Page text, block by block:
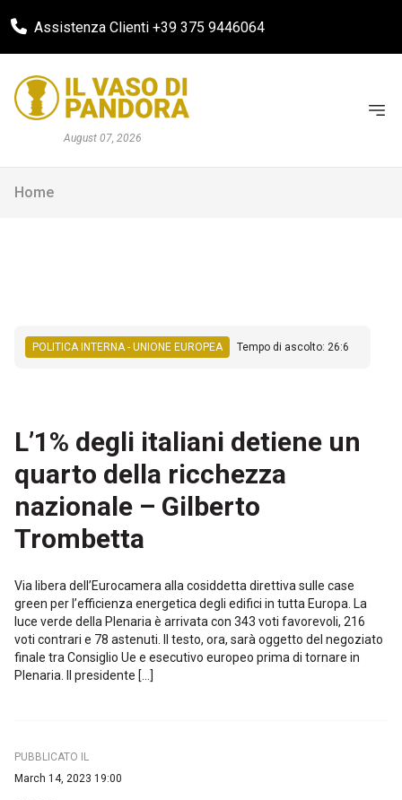
Assistenza Clienti +39 375 9446064
August 07, 2026
Home
POLITICA INTERNA - UNIONE EUROPEA Tempo di ascolto: 26:6
L’1% degli italiani detiene un
quarto della ricchezza
nazionale – Gilberto
Trombetta
Via libera dell’Eurocamera alla cosiddetta direttiva sulle case
green per l’efficienza energetica degli edifici in tutta Europa. La
luce verde della Plenaria è arrivata con 343 voti favorevoli, 216
voti contrari e 78 astenuti. Il testo, ora, sarà oggetto del negoziato
finale tra Consiglio Ue e esecutivo europeo prima di tornare in
Plenaria. Il presidente […]
PUBBLICATO IL
March 14, 2023 19:00